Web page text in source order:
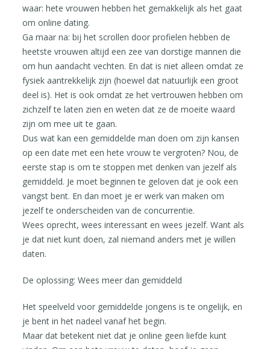
waar: hete vrouwen hebben het gemakkelijk als het gaat
om online dating.
Ga maar na: bij het scrollen door profielen hebben de
heetste vrouwen altijd een zee van dorstige mannen die
om hun aandacht vechten. En dat is niet alleen omdat ze
fysiek aantrekkelijk zijn (hoewel dat natuurlijk een groot
deel is). Het is ook omdat ze het vertrouwen hebben om
zichzelf te laten zien en weten dat ze de moeite waard
zijn om mee uit te gaan.
Dus wat kan een gemiddelde man doen om zijn kansen
op een date met een hete vrouw te vergroten? Nou, de
eerste stap is om te stoppen met denken van jezelf als
gemiddeld. Je moet beginnen te geloven dat je ook een
vangst bent. En dan moet je er werk van maken om
jezelf te onderscheiden van de concurrentie.
Wees oprecht, wees interessant en wees jezelf. Want als
je dat niet kunt doen, zal niemand anders met je willen
daten.
De oplossing: Wees meer dan gemiddeld
Het speelveld voor gemiddelde jongens is te ongelijk, en
je bent in het nadeel vanaf het begin.
Maar dat betekent niet dat je online geen liefde kunt